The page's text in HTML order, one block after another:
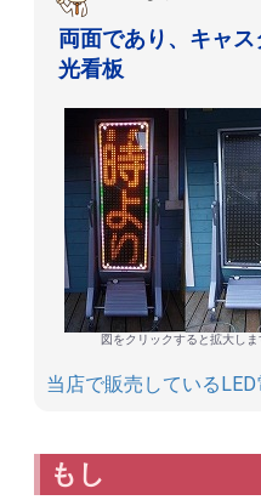
両面であり、キャ
光看板
図をクリックすると拡大しま
当店で販売している
もし